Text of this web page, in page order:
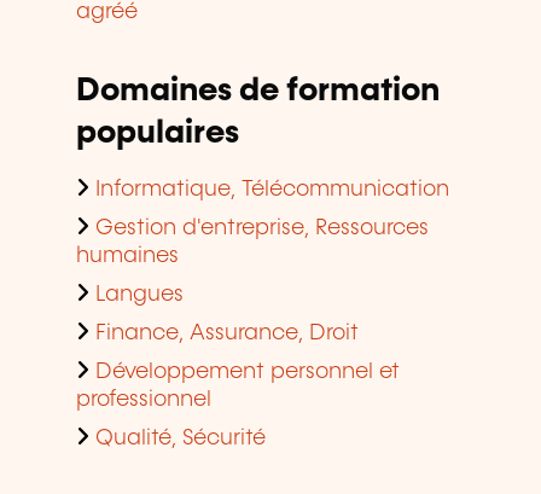
agréé
Domaines de formation
populaires
Informatique, Télécommunication
Gestion d'entreprise, Ressources
humaines
Langues
Finance, Assurance, Droit
Développement personnel et
professionnel
Qualité, Sécurité